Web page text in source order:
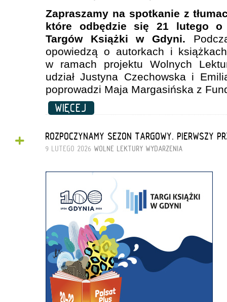
Zapraszamy na spotkanie z
które odbędzie się 21 lutego o
Targów Książki w Gdyni.
opowiedzą o autorkach i
w ramach projektu Wolnych
udział Justyna Czechowska i
poprowadzi Maja Margasińska z
WIĘCEJ
+ ROZPOCZYNAMY SEZON TARGOWY. PIERWSZY
9 LUTEGO 2026 WOLNE LEKTURY WYDARZENIA